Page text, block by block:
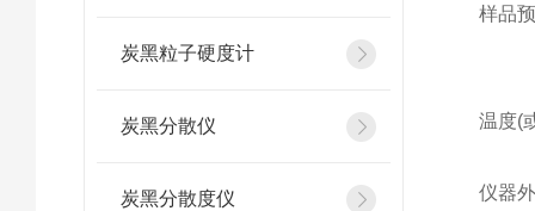
炭黑粒子硬度计
炭黑分散仪
炭黑分散度仪
样品
温度(
仪器